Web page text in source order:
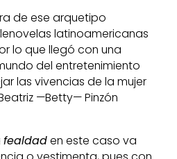
de ese arquetipo
latinoamericanas
lo que llegó con una
del entretenimiento
las vivencias de la mujer
—Betty— Pinzón
fealdaden este caso va